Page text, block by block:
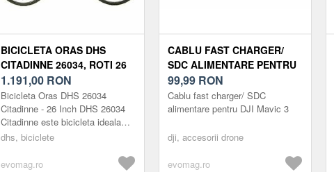
BICICLETA ORAS DHS
CITADINNE 26034, ROTI 26
INCH, MARIMEA L,
ALBASTRU
1.191,00 RON
Bicicleta Oras DHS 26034
Citadinne - 26 Inch DHS 26034
Citadinne este bicicleta ideala
pentru deplasari urbane lejere si
dhs, biciclete
evomag.ro
CABLU FAST CHARGER/
SDC ALIMENTARE PENTRU
DJI MAVIC 3
99,99 RON
Cablu fast charger/ SDC
alimentare pentru DJI Mavic 3
dji, accesorii drone
evomag.ro